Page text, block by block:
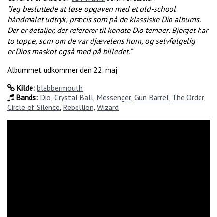
"Jeg besluttede at løse opgaven med et old-school
håndmalet udtryk, præcis som på de klassiske Dio albums.
Der er detaljer, der refererer til kendte Dio temaer: Bjerget har
to toppe, som om de var djævelens horn, og selvfølgelig
er Dios maskot også med på billedet."
Albummet udkommer den 22. maj
Kilde: blabbermouth
Bands: Dio, Crystal Ball, Messenger, Gun Barrel, The Order,
Circle of Silence, Rebellion, Wizard